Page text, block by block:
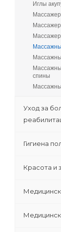
Иглы
спины
Уход за
Гигиена
Красота и